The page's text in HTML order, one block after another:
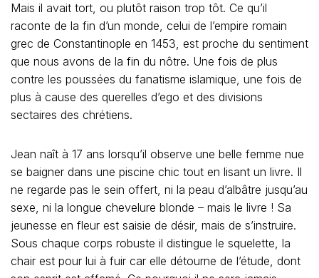
Mais il avait tort, ou plutôt raison trop tôt. Ce qu’il
raconte de la fin d’un monde, celui de l’empire romain
grec de Constantinople en 1453, est proche du sentiment
que nous avons de la fin du nôtre. Une fois de plus
contre les poussées du fanatisme islamique, une fois de
plus à cause des querelles d’ego et des divisions
sectaires des chrétiens.
Jean naît à 17 ans lorsqu’il observe une belle femme nue
se baigner dans une piscine chic tout en lisant un livre. Il
ne regarde pas le sein offert, ni la peau d’albâtre jusqu’au
sexe, ni la longue chevelure blonde – mais le livre ! Sa
jeunesse en fleur est saisie de désir, mais de s’instruire.
Sous chaque corps robuste il distingue le squelette, la
chair est pour lui à fuir car elle détourne de l’étude, dont